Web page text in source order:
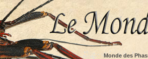
Monde des